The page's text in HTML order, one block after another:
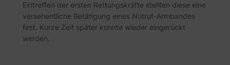
Eintreffen der ersten Rettungskräfte stellten diese eine
versehentliche Betätigung eines Notruf-Armbandes
fest. Kurze Zeit später konnte wieder eingerückt
werden.